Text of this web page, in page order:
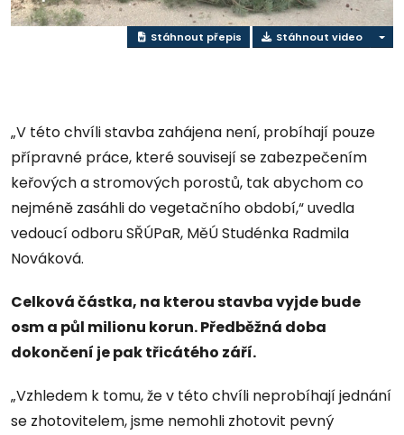
Stáhnout přepis Stáhnout video
„V této chvíli stavba zahájena není, probíhají pouze
přípravné práce, které souvisejí se zabezpečením
keřových a stromových porostů, tak abychom co
nejméně zasáhli do vegetačního období,“ uvedla
vedoucí odboru SŘÚPaR, MěÚ Studénka Radmila
Nováková.
Celková částka, na kterou stavba vyjde bude
osm a půl milionu korun. Předběžná doba
dokončení je pak třicátého září.
„Vzhledem k tomu, že v této chvíli neprobíhají jednání
se zhotovitelem, jsme nemohli zhotovit pevný